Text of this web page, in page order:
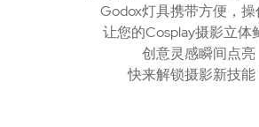
Godox灯具携带方便，
让您的Cosplay摄影立体
创意灵感瞬间点亮
快来解锁摄影新技能